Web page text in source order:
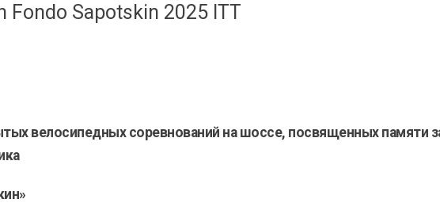
Fondo Sapotskin 2025 ITT
велосипедных соревнований на шоссе, посвященных памяти